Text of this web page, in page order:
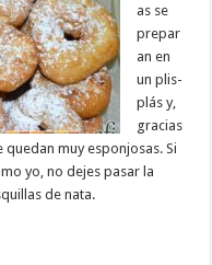
as se
prepar
an en
un plis-
plás y,
gracias
muy esponjosas. Si
yo, no dejes pasar la
de nata.